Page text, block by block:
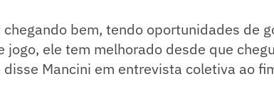
bem, tendo oportunidades de
jogo, ele tem melhorado desde que
Mancini em entrevista coletiva ao